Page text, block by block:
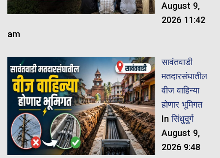
August 9,
2026 11:42
am
सावंतवाडी
मतदारसंघातील
वीज वाहिन्या
होणार भूमिगत
Inसिंधुदुर्ग
August 9,
2026 9:48